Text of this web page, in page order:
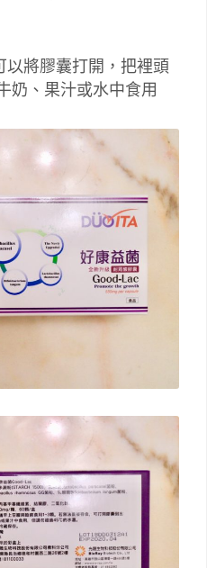
將膠囊打開，把裡頭
奶、果汁或水中食用